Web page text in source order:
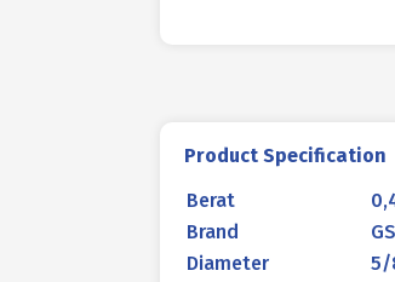
Product Specification
Berat
Brand
GS
Diameter
5/